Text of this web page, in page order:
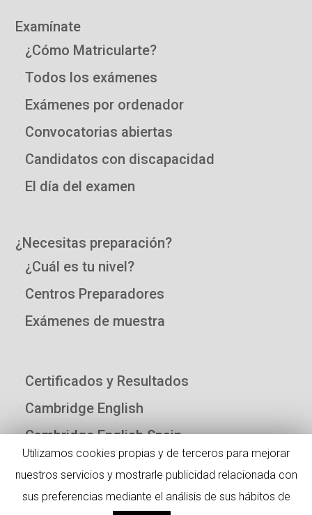
Examínate
¿Cómo Matricularte?
Todos los exámenes
Exámenes por ordenador
Convocatorias abiertas
Candidatos con discapacidad
El día del examen
¿Necesitas preparación?
¿Cuál es tu nivel?
Centros Preparadores
Exámenes de muestra
Certificados y Resultados
Cambridge English
Cambridge English Spain
Copyright ©2022 B-est Examinations Centre Zaragoza. C/ Poeta
Rafael Alberti 14, 50018 Zaragoza Telf: + 34 976 95 96 61
info@bestexamszaragoza.com
Utilizamos cookies propias y de terceros para mejorar
nuestros servicios y mostrarle publicidad relacionada con
sus preferencias mediante el análisis de sus hábitos de